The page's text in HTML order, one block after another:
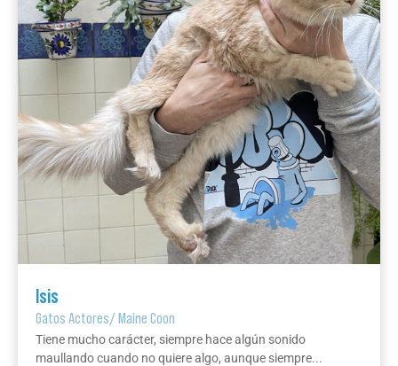
Isis
Gatos Actores/Maine Coon
Tiene mucho carácter, siempre hace algún sonido
maullando cuando no quiere algo, aunque siempre...